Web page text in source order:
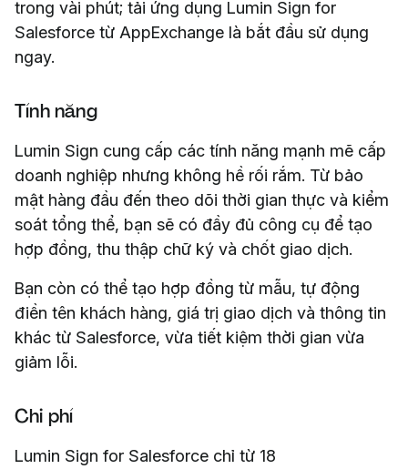
trong vài phút; tải ứng dụng Lumin Sign for
Salesforce từ AppExchange là bắt đầu sử dụng
ngay.
Tính năng
Lumin Sign cung cấp các tính năng mạnh mẽ cấp
doanh nghiệp nhưng không hề rối rắm. Từ bảo
mật hàng đầu đến theo dõi thời gian thực và kiểm
soát tổng thể, bạn sẽ có đầy đủ công cụ để tạo
hợp đồng, thu thập chữ ký và chốt giao dịch.
Bạn còn có thể tạo hợp đồng từ mẫu, tự động
điền tên khách hàng, giá trị giao dịch và thông tin
khác từ Salesforce, vừa tiết kiệm thời gian vừa
giảm lỗi.
Chi phí
Lumin Sign for Salesforce chỉ từ 18